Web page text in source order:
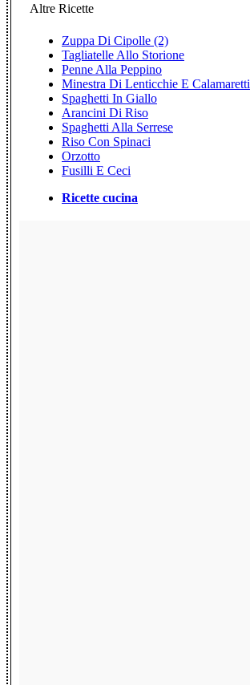
Altre Ricette
Zuppa Di Cipolle (2)
Tagliatelle Allo Storione
Penne Alla Peppino
Minestra Di Lenticchie E Calamaretti
Spaghetti In Giallo
Arancini Di Riso
Spaghetti Alla Serrese
Riso Con Spinaci
Orzotto
Fusilli E Ceci
Ricette cucina